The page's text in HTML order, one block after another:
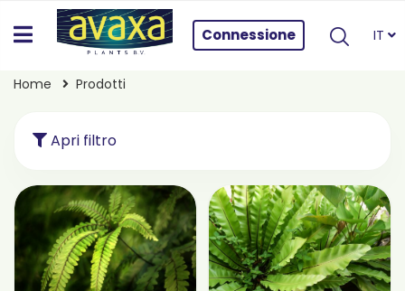
Connessione IT
Home Prodotti
Apri filtro